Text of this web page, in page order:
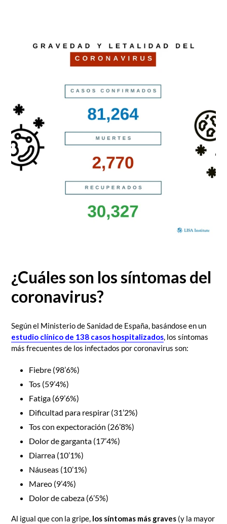
¿Cuáles son los síntomas del
coronavirus?
Según el Ministerio de Sanidad de España, basándose en un
estudio clínico de 138 casos hospitalizados, los síntomas
más frecuentes de los infectados por coronavirus son:
Fiebre (98’6%)
Tos (59’4%)
Fatiga (69’6%)
Dificultad para respirar (31’2%)
Tos con expectoración (26’8%)
Dolor de garganta (17’4%)
Diarrea (10’1%)
Náuseas (10’1%)
Mareo (9’4%)
Dolor de cabeza (6’5%)
Al igual que con la gripe, los síntomas más graves (y la mayor